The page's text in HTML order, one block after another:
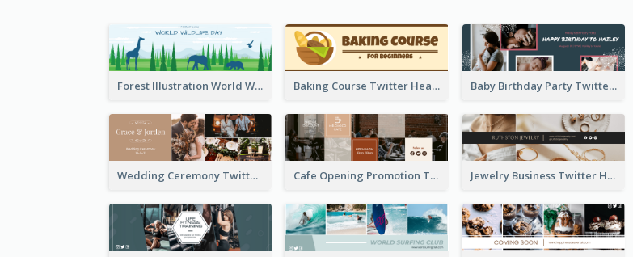
Forest Illustration World Wildlife Day Twitter Header Baking Course Twitter Header Baby Birthday Party Twitter Header
Wedding Ceremony Twitter Header Cafe Opening Promotion Twitter Header Jewelry Business Twitter Header